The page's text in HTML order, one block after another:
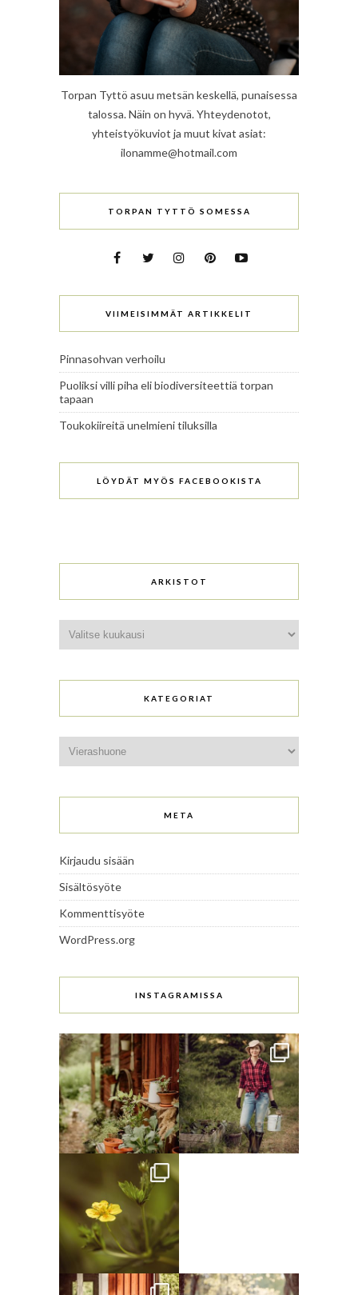
Torpan Tyttö asuu metsän keskellä, punaisessa
talossa. Näin on hyvä. Yhteydenotot,
yhteistyökuviot ja muut kivat asiat:
ilonamme@hotmail.com
TORPAN TYTTÖ SOMESSA
VIIMEISIMMÄT ARTIKKELIT
Pinnasohvan verhoilu
Puoliksi villi piha eli biodiversiteettiä torpan
tapaan
Toukokiireitä unelmieni tiluksilla
LÖYDÄT MYÖS FACEBOOKISTA
ARKISTOT
KATEGORIAT
META
Kirjaudu sisään
Sisältösyöte
Kommenttisyöte
WordPress.org
INSTAGRAMISSA